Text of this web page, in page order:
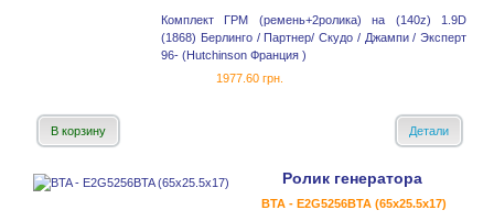
Комплект ГРМ (ремень+2ролика) на (140z) 1.9D
(1868) Берлинго / Партнер/ Скудо / Джампи / Эксперт
96- (Hutchinson Франция )
1977.60 грн.
В корзину Детали
Ролик генератора
BTA - E2G5256BTA (65x25.5x17)